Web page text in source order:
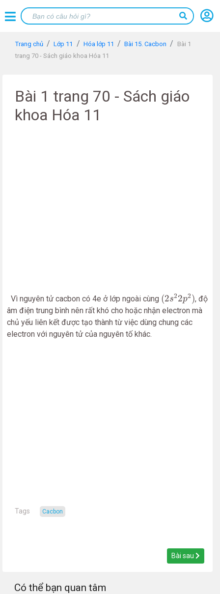
Trang chủ Lớp 11 Hóa lớp 11 Bài 15. Cacbon
Bài 1
trang 70 - Sách giáo khoa Hóa 11
Bài 1 trang 70 - Sách giáo
khoa Hóa 11
Vì nguyên tử cacbon có 4e ở lớp ngoài cùng (2s22p2)
(2 s22 p2, độ
âm điện trung bình nên rất khó cho hoặc nhận electron mà
chủ yếu liên kết được tạo thành từ việc dùng chung các
electron với nguyên tử của nguyên tố khác.
Tags cacbon
Bài sau
Có thể bạn quan tâm